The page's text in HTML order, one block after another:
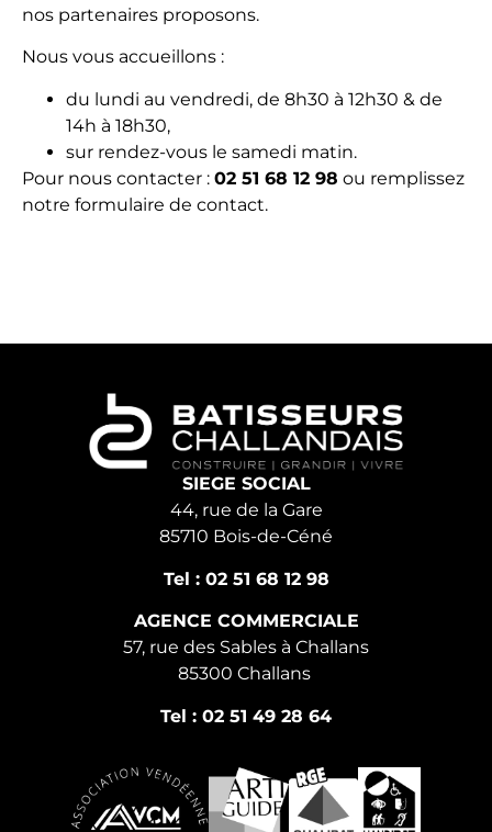
nos partenaires proposons.
Nous vous accueillons :
du lundi au vendredi, de 8h30 à 12h30 & de
14h à 18h30,
sur rendez-vous le samedi matin.
Pour nous contacter : 02 51 68 12 98 ou remplissez
notre formulaire de contact.
SIEGE SOCIAL
44, rue de la Gare
85710 Bois-de-Céné
Tel : 02 51 68 12 98
AGENCE COMMERCIALE
57, rue des Sables à Challans
85300 Challans
Tel : 02 51 49 28 64